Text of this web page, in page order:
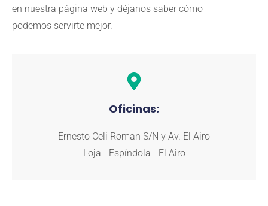
en nuestra página web y déjanos saber cómo
podemos servirte mejor.
Oficinas:
Ernesto Celi Roman S/N y Av. El Airo
Loja - Espíndola - El Airo